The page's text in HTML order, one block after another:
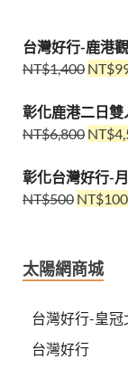
台灣好行-鹿港
NT$1,400 NT$
彰化鹿港二日雙
NT$6,800 NT$
彰化台灣好行-
NT$500 NT$100
太陽網商城
台灣好行-皇冠
台灣好行